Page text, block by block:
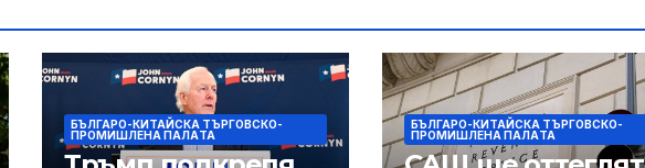
БЪЛГАРО-КИТАЙСКА ТЪРГОВСКО-
ПРОМИШЛЕНА ПАЛAТА
БЪЛГАРО-КИТАЙСКА ТЪРГОВСКО-
ПРОМИШЛЕНА ПАЛAТА